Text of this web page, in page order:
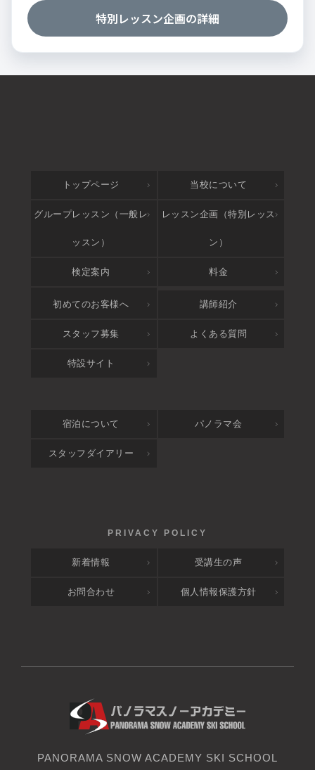
特別レッスン企画の詳細
トップページ 当校について
グループレッスン（一般レ
ッスン）
レッスン企画（特別レッス
ン）
検定案内 料金
アクセス
初めてのお客様へ 講師紹介
スタッフ募集 よくある質問
特設サイト
宿泊について パノラマ会
スタッフダイアリー
新着情報 受講生の声
お問合わせ 個人情報保護方針
PANORAMA SNOW ACADEMY SKI SCHOOL